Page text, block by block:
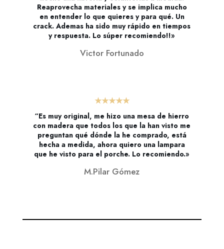
Reaprovecha materiales y se implica mucho
en entender lo que quieres y para qué. Un
crack. Ademas ha sido muy rápido en tiempos
y respuesta. Lo súper recomiendo!!»
Victor Fortunado
★★★★★
“Es muy original, me hizo una mesa de hierro
con madera que todos los que la han visto me
preguntan qué dónde la he comprado, está
hecha a medida, ahora quiero una lampara
que he visto para el porche. Lo recomiendo.»
M.Pilar Gómez